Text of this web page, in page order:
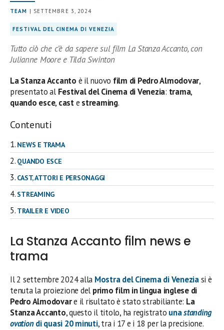
TEAM | SETTEMBRE 3, 2024
FESTIVAL DEL CINEMA DI VENEZIA
Tutto ciò che c’è da sapere sul film La Stanza Accanto, con
Julianne Moore e Tilda Swinton
La Stanza Accanto è il nuovo film di Pedro Almodovar,
presentato al Festival del Cinema di Venezia: trama,
quando esce, caste streaming.
Contenuti
NEWS E TRAMA
QUANDO ESCE
CAST, ATTORI E PERSONAGGI
STREAMING
TRAILER E VIDEO
La Stanza Accanto film news e
trama
Il 2 settembre 2024 alla Mostra del Cinema di Veneziasi è
tenuta la proiezione del primo film in lingua inglese di
Pedro Almodovare il risultato è stato strabiliante: La
Stanza Accanto, questo il titolo, ha registrato unastanding
ovationdi quasi 20 minuti, tra i 17 e i 18 per la precisione.